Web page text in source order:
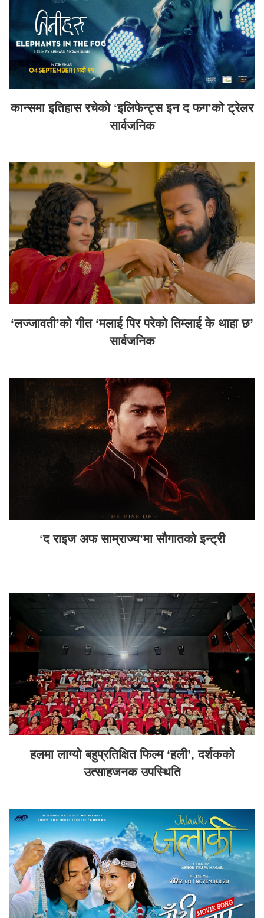
कान्समा इतिहास रचेको ‘इलिफेन्ट्स इन द फग’को ट्रेलर
सार्वजनिक
‘लज्जावती’को गीत ‘मलाई पिर परेको तिम्लाई के थाहा छ’
सार्वजनिक
‘द राइज अफ साम्राज्य’मा सौगातको इन्ट्री
हलमा लाग्यो बहुप्रतिक्षित फिल्म ‘हली’, दर्शकको
उत्साहजनक उपस्थिति